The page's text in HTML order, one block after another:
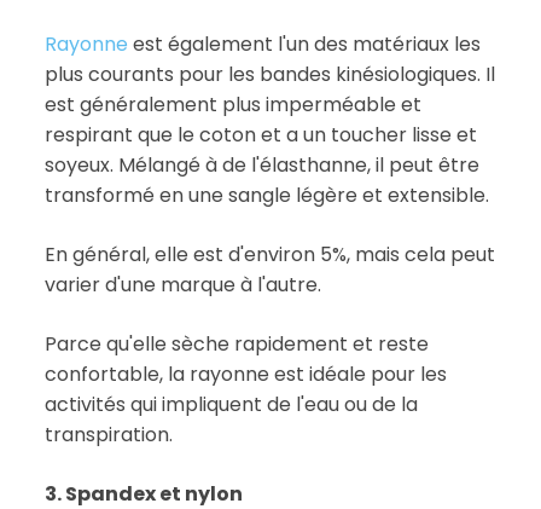
Rayonne est également l'un des matériaux les
plus courants pour les bandes kinésiologiques. Il
est généralement plus imperméable et
respirant que le coton et a un toucher lisse et
soyeux. Mélangé à de l'élasthanne, il peut être
transformé en une sangle légère et extensible.
En général, elle est d'environ 5%, mais cela peut
varier d'une marque à l'autre.
Parce qu'elle sèche rapidement et reste
confortable, la rayonne est idéale pour les
activités qui impliquent de l'eau ou de la
transpiration.
3. Spandex et nylon